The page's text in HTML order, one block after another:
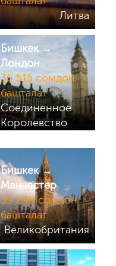
Литва
Бишкек →
Лондон
36 515 сомдон
башталат
Соединенное
Королевство
Бишкек →
Манчестер
39 248 сомдон
башталат
Великобритания